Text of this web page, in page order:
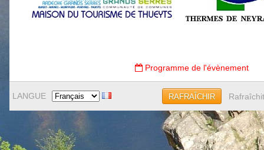
Programme de l'évènement
LANGUE RAFRAÎCHIR